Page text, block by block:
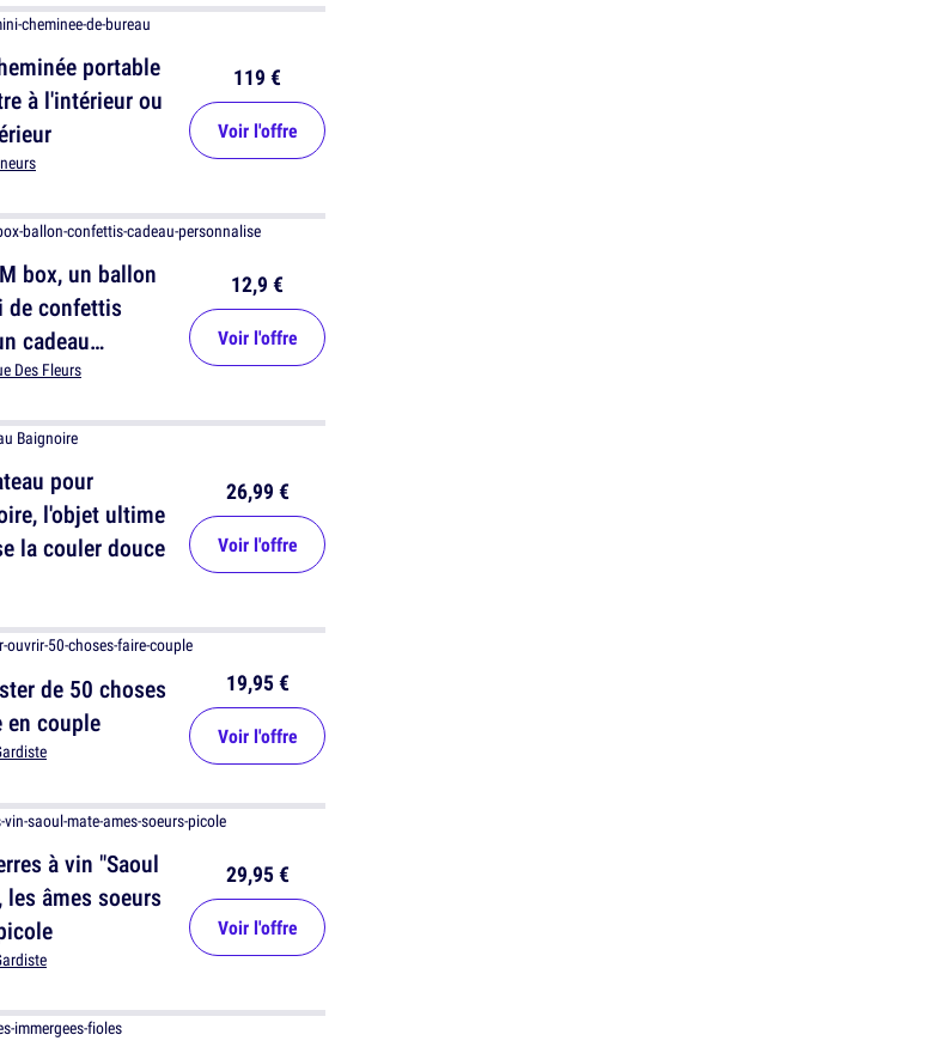
portable
à l'intérieur ou
119 €
Voir l'offre
box, un ballon
de confettis
cadeau
à
Des Fleurs
12,9 €
Voir l'offre
pour
l'objet ultime
la couler douce
26,99 €
Voir l'offre
de 50 choses
en couple
19,95 €
Voir l'offre
à vin "Saoul
les âmes soeurs
29,95 €
Voir l'offre